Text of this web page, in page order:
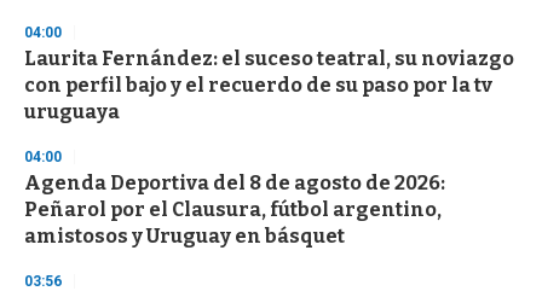
04:00
Laurita Fernández: el suceso teatral, su noviazgo
con perfil bajo y el recuerdo de su paso por la tv
uruguaya
04:00
Agenda Deportiva del 8 de agosto de 2026:
Peñarol por el Clausura, fútbol argentino,
amistosos y Uruguay en básquet
03:56